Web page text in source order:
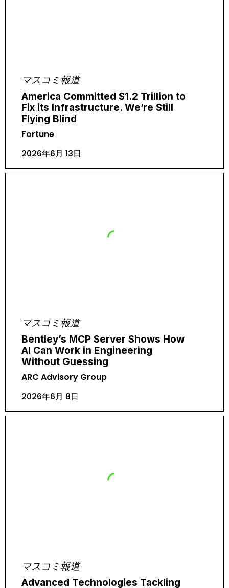
マスコミ報道
America Committed $1.2 Trillion to
Fix its Infrastructure. We’re Still
Flying Blind
Fortune
2026年6月 13日
マスコミ報道
Bentley’s MCP Server Shows How
AI Can Work in Engineering
Without Guessing
ARC Advisory Group
2026年6月 8日
マスコミ報道
Advanced Technologies Tackling